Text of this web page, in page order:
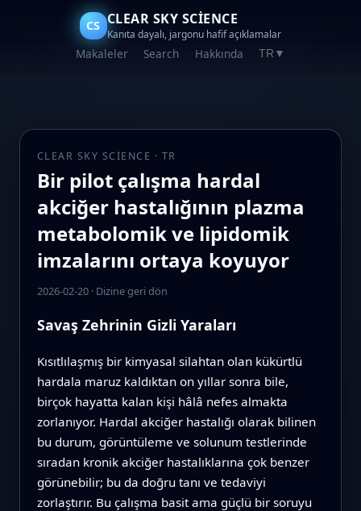
CS CLEAR SKY SCIENCE
Kanıta dayalı, jargonu hafif açıklamalar
Makaleler Search Hakkında TR ▼
CLEAR SKY SCIENCE · TR
Bir pilot çalışma hardal
akciğer hastalığının plazma
metabolomik ve lipidomik
imzalarını ortaya koyuyor
2026-02-20· Dizine geri dön
Savaş Zehrinin Gizli Yaraları
Kısıtlılaşmış bir kimyasal silahtan olan kükürtlü
hardala maruz kaldıktan on yıllar sonra bile,
birçok hayatta kalan kişi hâlâ nefes almakta
zorlanıyor. Hardal akciğer hastalığı olarak bilinen
bu durum, görüntüleme ve solunum testlerinde
sıradan kronik akciğer hastalıklarına çok benzer
görünebilir; bu da doğru tanı ve tedaviyi
zorlaştırır. Bu çalışma basit ama güçlü bir soruyu